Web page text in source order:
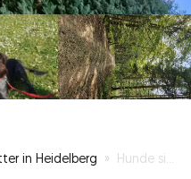
in Heidelberg » Hunde sind sind unsere liebsten Gäste